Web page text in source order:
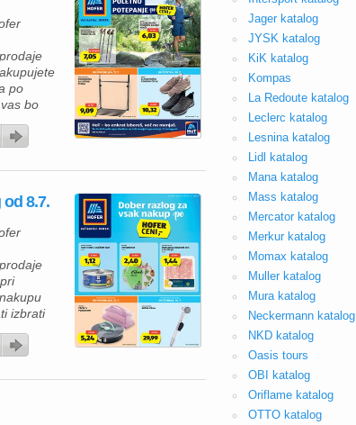
po
bo
izdelki
rednimi
8.7.
izbrati
živila
Jager katalog
JYSK katalog
KiK katalog
Kompas
La Redoute katalog
Leclerc katalog
Lesnina katalog
Lidl katalog
Mana katalog
Mass katalog
Mercator katalog
Merkur katalog
Momax katalog
Muller katalog
Mura katalog
Neckermann katalog
NKD katalog
Oasis tours
OBI katalog
Oriflame katalog
OTTO katalog